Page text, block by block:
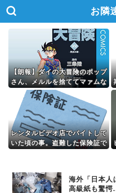
お隣
【朗報】ダイの大冒険のポップ
さん、メルルを捨ててマァムな
んかを選んでしまうｗｗｗ
レンタルビデオ店でバイトして
いた頃の事。盗難した保険証で
い出す…
海外「日本人
高級紙も驚愕